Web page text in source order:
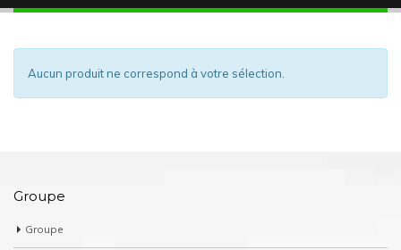
Aucun produit ne correspond à votre sélection.
Groupe
Groupe